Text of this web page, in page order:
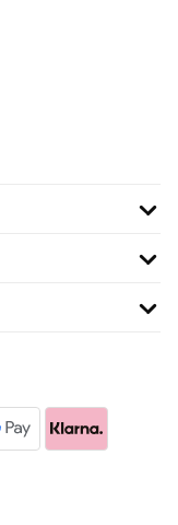
getestet. Hier passt
All-U-Can-
entre amis. Avec
parfaite de vos
que tout le monde